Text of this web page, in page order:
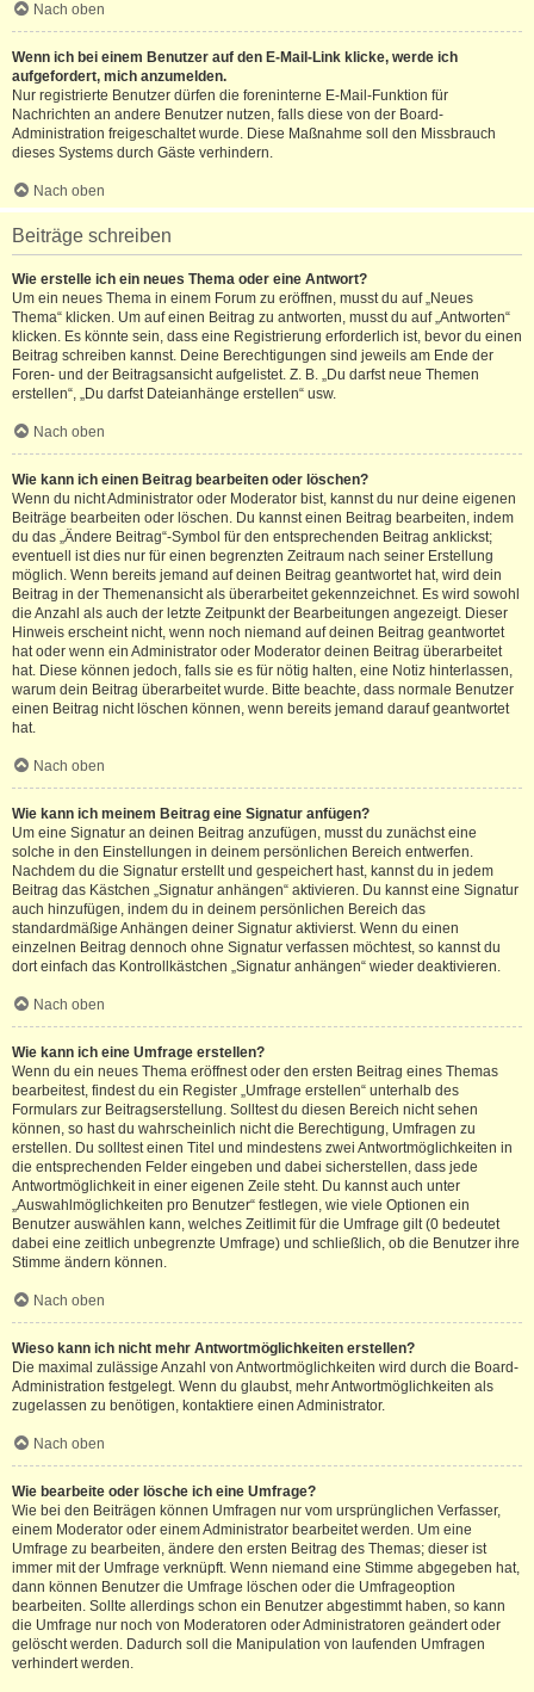
Nach oben
Wenn ich bei einem Benutzer auf den E-Mail-Link klicke, werde ich
aufgefordert, mich anzumelden.
Nur registrierte Benutzer dürfen die foreninterne E-Mail-Funktion für
Nachrichten an andere Benutzer nutzen, falls diese von der Board-
Administration freigeschaltet wurde. Diese Maßnahme soll den Missbrauch
dieses Systems durch Gäste verhindern.
Nach oben
Beiträge schreiben
Wie erstelle ich ein neues Thema oder eine Antwort?
Um ein neues Thema in einem Forum zu eröffnen, musst du auf „Neues
Thema“ klicken. Um auf einen Beitrag zu antworten, musst du auf „Antworten“
klicken. Es könnte sein, dass eine Registrierung erforderlich ist, bevor du einen
Beitrag schreiben kannst. Deine Berechtigungen sind jeweils am Ende der
Foren- und der Beitragsansicht aufgelistet. Z. B. „Du darfst neue Themen
erstellen“, „Du darfst Dateianhänge erstellen“ usw.
Nach oben
Wie kann ich einen Beitrag bearbeiten oder löschen?
Wenn du nicht Administrator oder Moderator bist, kannst du nur deine eigenen
Beiträge bearbeiten oder löschen. Du kannst einen Beitrag bearbeiten, indem
du das „Ändere Beitrag“-Symbol für den entsprechenden Beitrag anklickst;
eventuell ist dies nur für einen begrenzten Zeitraum nach seiner Erstellung
möglich. Wenn bereits jemand auf deinen Beitrag geantwortet hat, wird dein
Beitrag in der Themenansicht als überarbeitet gekennzeichnet. Es wird sowohl
die Anzahl als auch der letzte Zeitpunkt der Bearbeitungen angezeigt. Dieser
Hinweis erscheint nicht, wenn noch niemand auf deinen Beitrag geantwortet
hat oder wenn ein Administrator oder Moderator deinen Beitrag überarbeitet
hat. Diese können jedoch, falls sie es für nötig halten, eine Notiz hinterlassen,
warum dein Beitrag überarbeitet wurde. Bitte beachte, dass normale Benutzer
einen Beitrag nicht löschen können, wenn bereits jemand darauf geantwortet
hat.
Nach oben
Wie kann ich meinem Beitrag eine Signatur anfügen?
Um eine Signatur an deinen Beitrag anzufügen, musst du zunächst eine
solche in den Einstellungen in deinem persönlichen Bereich entwerfen.
Nachdem du die Signatur erstellt und gespeichert hast, kannst du in jedem
Beitrag das Kästchen „Signatur anhängen“ aktivieren. Du kannst eine Signatur
auch hinzufügen, indem du in deinem persönlichen Bereich das
standardmäßige Anhängen deiner Signatur aktivierst. Wenn du einen
einzelnen Beitrag dennoch ohne Signatur verfassen möchtest, so kannst du
dort einfach das Kontrollkästchen „Signatur anhängen“ wieder deaktivieren.
Nach oben
Wie kann ich eine Umfrage erstellen?
Wenn du ein neues Thema eröffnest oder den ersten Beitrag eines Themas
bearbeitest, findest du ein Register „Umfrage erstellen“ unterhalb des
Formulars zur Beitragserstellung. Solltest du diesen Bereich nicht sehen
können, so hast du wahrscheinlich nicht die Berechtigung, Umfragen zu
erstellen. Du solltest einen Titel und mindestens zwei Antwortmöglichkeiten in
die entsprechenden Felder eingeben und dabei sicherstellen, dass jede
Antwortmöglichkeit in einer eigenen Zeile steht. Du kannst auch unter
„Auswahlmöglichkeiten pro Benutzer“ festlegen, wie viele Optionen ein
Benutzer auswählen kann, welches Zeitlimit für die Umfrage gilt (0 bedeutet
dabei eine zeitlich unbegrenzte Umfrage) und schließlich, ob die Benutzer ihre
Stimme ändern können.
Nach oben
Wieso kann ich nicht mehr Antwortmöglichkeiten erstellen?
Die maximal zulässige Anzahl von Antwortmöglichkeiten wird durch die Board-
Administration festgelegt. Wenn du glaubst, mehr Antwortmöglichkeiten als
zugelassen zu benötigen, kontaktiere einen Administrator.
Nach oben
Wie bearbeite oder lösche ich eine Umfrage?
Wie bei den Beiträgen können Umfragen nur vom ursprünglichen Verfasser,
einem Moderator oder einem Administrator bearbeitet werden. Um eine
Umfrage zu bearbeiten, ändere den ersten Beitrag des Themas; dieser ist
immer mit der Umfrage verknüpft. Wenn niemand eine Stimme abgegeben hat,
dann können Benutzer die Umfrage löschen oder die Umfrageoption
bearbeiten. Sollte allerdings schon ein Benutzer abgestimmt haben, so kann
die Umfrage nur noch von Moderatoren oder Administratoren geändert oder
gelöscht werden. Dadurch soll die Manipulation von laufenden Umfragen
verhindert werden.